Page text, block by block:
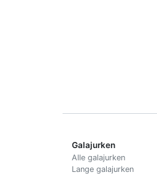
Galajurken
Alle galajurken
Lange galajurken